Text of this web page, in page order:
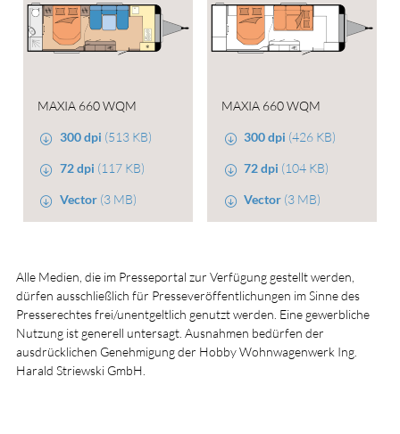
MAXIA 660 WQM
300 dpi (513 KB)
72 dpi (117 KB)
Vector (3 MB)
MAXIA 660 WQM
300 dpi (426 KB)
72 dpi (104 KB)
Vector (3 MB)
Alle Medien, die im Presseportal zur Verfügung gestellt werden,
dürfen ausschließlich für Presseveröffentlichungen im Sinne des
Presserechtes frei/unentgeltlich genutzt werden. Eine gewerbliche
Nutzung ist generell untersagt. Ausnahmen bedürfen der
ausdrücklichen Genehmigung der Hobby Wohnwagenwerk Ing.
Harald Striewski GmbH.